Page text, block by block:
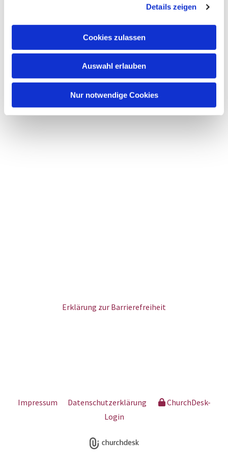
Details zeigen
Cookies zulassen
Auswahl erlauben
Nur notwendige Cookies
Erklärung zur Barrierefreiheit
Impressum Datenschutzerklärung
ChurchDesk-
Login